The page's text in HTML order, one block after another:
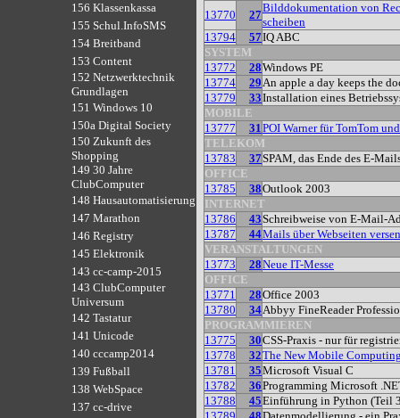
156 Klassenkassa
155 Schul.InfoSMS
154 Breitband
153 Content
152 Netzwerktechnik
Grundlagen
151 Windows 10
150a Digital Society
150 Zukunft des
Shopping
149 30 Jahre
ClubComputer
148 Hausautomatisierung
147 Marathon
146 Registry
145 Elektronik
143 cc-camp-2015
143 ClubComputer
Universum
142 Tastatur
141 Unicode
140 cccamp2014
139 Fußball
138 WebSpace
137 cc-drive
13770
27
Bilddokumentation von
scheiben
13794
57IQ ABC
SYSTEM
13772
28Windows PE
13774
29An apple a day keeps the
13779
33Installation eines
MOBILE
13777
31POI Warner für TomTom
TELEKOM
13783
37SPAM, das Ende des E-
OFFICE
13785
38Outlook 2003
INTERNET
13786
43Schreibweise von E-Mail-
13787
44Mails über Webseiten
VERANSTALTUNGEN
13773
28Neue IT-Messe
OFFICE
13771
28Office 2003
13780
34Abbyy FineReader
PROGRAMMIEREN
13775
30CSS-Praxis - nur für
13778
32The New Mobile
13781
35Microsoft Visual C
13782
36Programming Microsoft
13788
45Einführung in Python (Teil